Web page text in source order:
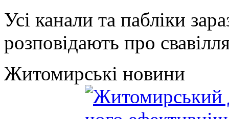
Усі канали та пабліки
розповідають про
Житомирські новини